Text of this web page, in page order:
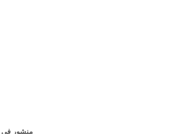
منشور في